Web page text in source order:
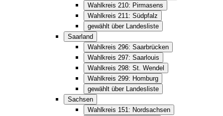
Wahlkreis 210: Pirmasens
Wahlkreis 211: Südpfalz
gewählt über Landesliste
Saarland
Wahlkreis 296: Saarbrücken
Wahlkreis 297: Saarlouis
Wahlkreis 298: St. Wendel
Wahlkreis 299: Homburg
gewählt über Landesliste
Sachsen
Wahlkreis 151: Nordsachsen